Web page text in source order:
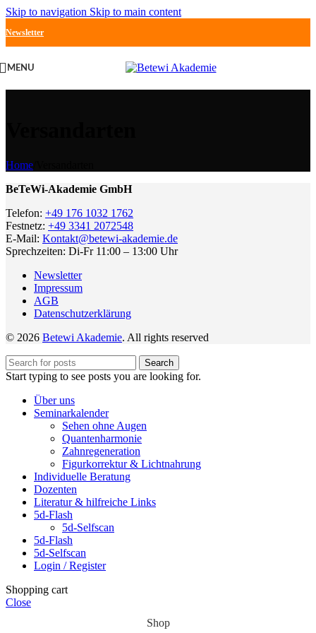
Skip to navigation Skip to main content
Newsletter
MENU
Home
BeTeWi-Akademie GmbH
Telefon: +49 176 1032 1762
Festnetz: +49 3341 2072548
E-Mail: Kontakt@betewi-akademie.de
Sprechzeiten: Di-Fr 11:00 – 13:00 Uhr
Newsletter
Impressum
AGB
Datenschutzerklärung
© 2026 Betewi Akademie. All rights reserved
Search
Start typing to see posts you are looking for.
Über uns
Seminarkalender
Sehen ohne Augen
Quantenharmonie
Zahnregeneration
Figurkorrektur & Lichtnahrung
Individuelle Beratung
Dozenten
Literatur & hilfreiche Links
5d-Flash
5d-Selfscan
5d-Flash
5d-Selfscan
Login / Register
Shopping cart
Close
Shop